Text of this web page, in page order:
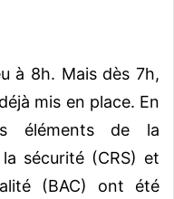
à 8h. Mais dès 7h,
mis en place. En
éléments de la
sécurité (CRS) et
(BAC) ont été